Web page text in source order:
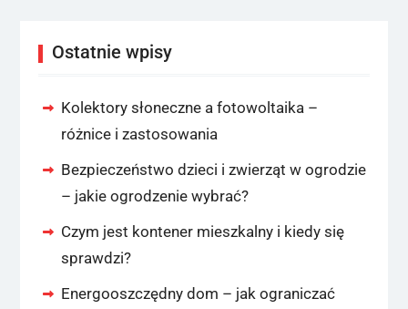
Ostatnie wpisy
Kolektory słoneczne a fotowoltaika –
różnice i zastosowania
Bezpieczeństwo dzieci i zwierząt w ogrodzie
– jakie ogrodzenie wybrać?
Czym jest kontener mieszkalny i kiedy się
sprawdzi?
Energooszczędny dom – jak ograniczać